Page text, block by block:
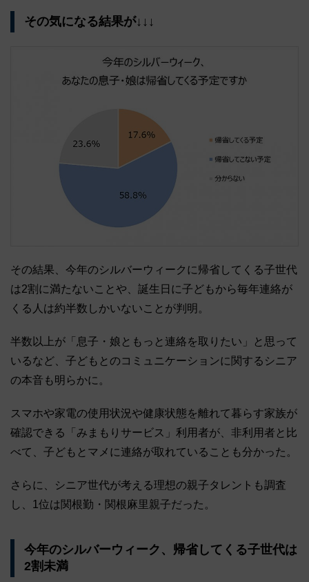
その気になる結果が↓↓↓
その結果、今年のシルバーウィークに帰省してくる子世代
は2割に満たないことや、誕生日に子どもから毎年連絡が
くる人は約半数しかいないことが判明。
半数以上が「息子・娘ともっと連絡を取りたい」と思って
いるなど、子どもとのコミュニケーションに関するシニア
の本音も明らかに。
スマホや家電の使用状況や健康状態を離れて暮らす家族が
確認できる「みまもりサービス」利用者が、非利用者と比
べて、子どもとマメに連絡が取れていることも分かった。
さらに、シニア世代が考える理想の親子タレントも調査
し、1位は関根勤・関根麻里親子だった。
今年のシルバーウィーク、帰省してくる子世代は
2割未満